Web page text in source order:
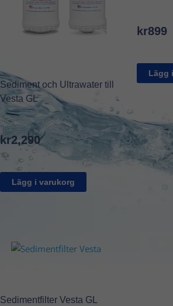
Sediment och Ultrawater till
Vesta GL
kr2,290
Lägg i varukorg
kr899
Lägg
Sedimentfilter Vesta GL